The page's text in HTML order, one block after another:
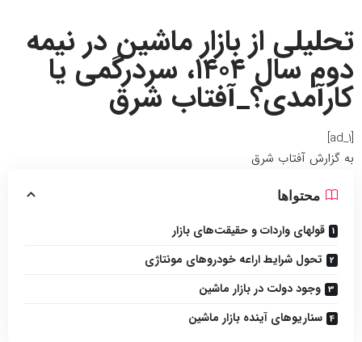
تحلیلی از بازار ماشین در نیمه
دوم سال ۱۴۰۴، سردرگمی یا
کارآمدی؟_آفتاب شرق
[ad_1]
به گزارش آفتاب شرق
محتواها
قولهای واردات و حقیقت‌های بازار
تحول شرایط اراعه خودروهای مونتاژی
وجود دولت در بازار ماشین
سناریوهای آینده بازار ماشین